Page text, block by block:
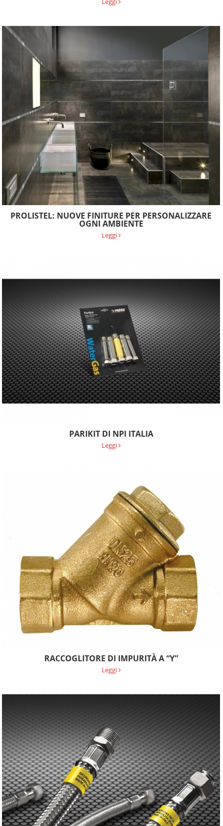
PROLISTEL: NUOVE FINITURE PER PERSONALIZZARE
OGNI AMBIENTE
Leggi
PARIKIT DI NPI ITALIA
Leggi
RACCOGLITORE DI IMPURITÀ A “Y”
Leggi